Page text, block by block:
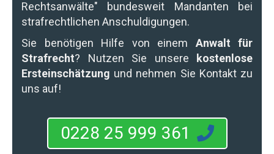
Rechtsanwälte" bundesweit Mandanten bei
strafrechtlichen Anschuldigungen.
Sie benötigen Hilfe von einem Anwalt für
Strafrecht? Nutzen Sie unsere kostenlose
Ersteinschätzung und nehmen Sie Kontakt zu
uns auf!
0228 25 999 361